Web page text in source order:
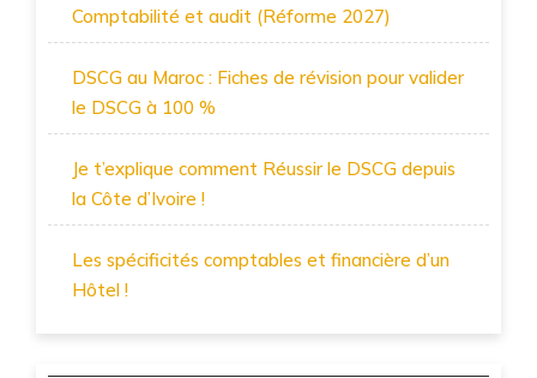
Comptabilité et audit (Réforme 2027)
DSCG au Maroc : Fiches de révision pour valider
le DSCG à 100 %
Je t’explique comment Réussir le DSCG depuis
la Côte d’Ivoire !
Les spécificités comptables et financière d’un
Hôtel !